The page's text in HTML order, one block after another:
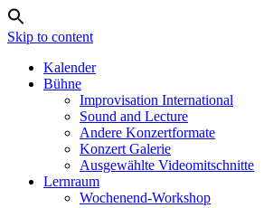
Skip to content
Kalender
Bühne
Improvisation International
Sound and Lecture
Andere Konzertformate
Konzert Galerie
Ausgewählte Videomitschnitte
Lernraum
Wochenend-Workshop